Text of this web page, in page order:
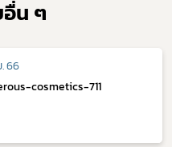
น ๆ
. 66
cosmetics-711